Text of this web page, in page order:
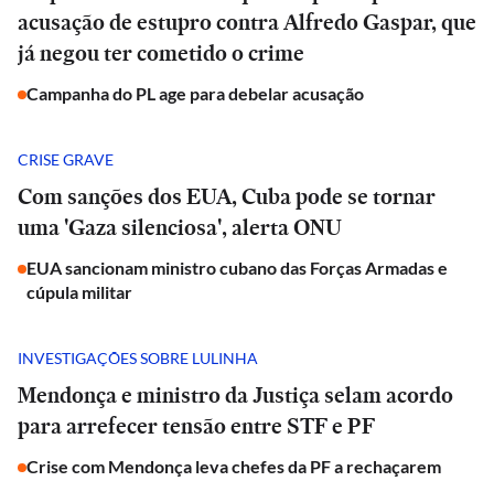
acusação de estupro contra Alfredo Gaspar, que
já negou ter cometido o crime
Campanha do PL age para debelar acusação
CRISE GRAVE
Com sanções dos EUA, Cuba pode se tornar
uma 'Gaza silenciosa', alerta ONU
EUA sancionam ministro cubano das Forças Armadas e
cúpula militar
INVESTIGAÇÕES SOBRE LULINHA
Mendonça e ministro da Justiça selam acordo
para arrefecer tensão entre STF e PF
Crise com Mendonça leva chefes da PF a rechaçarem